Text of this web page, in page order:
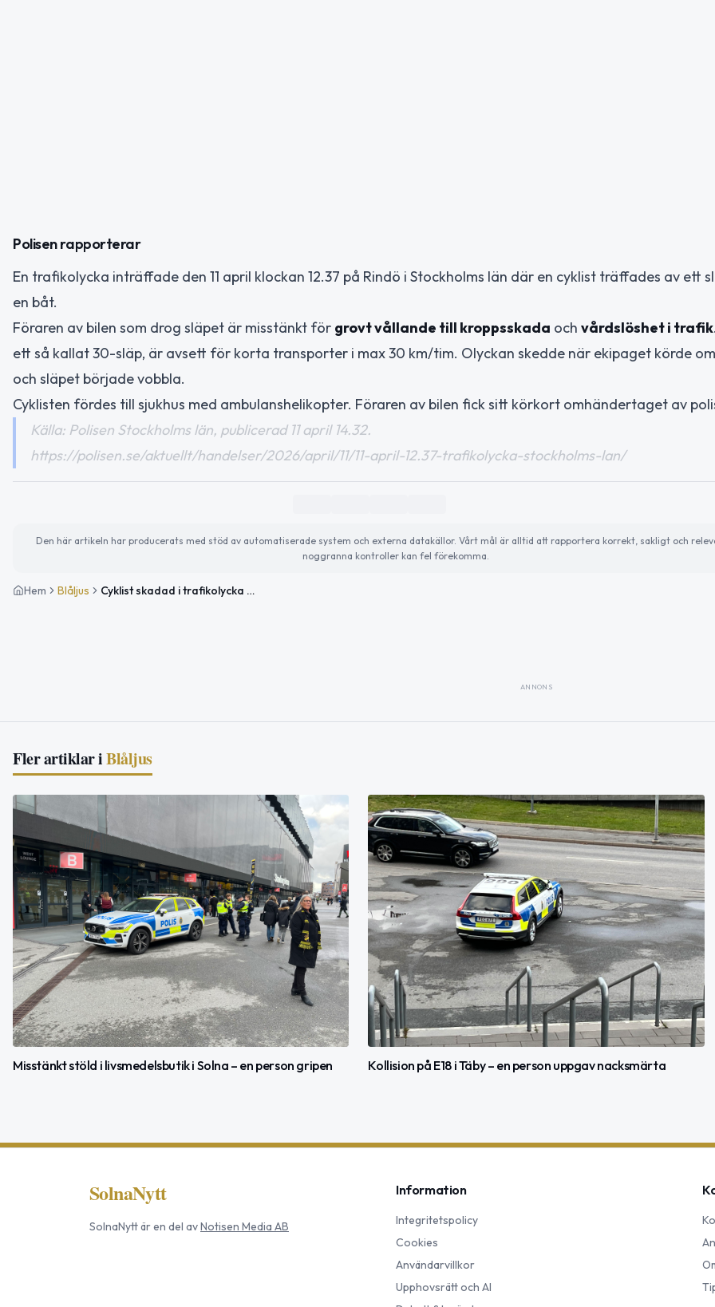
Polisen rapporterar
En trafikolycka inträffade den 11 april klockan 12.37 på Rindö i Stockholms län där en cyklist träffades av ett
en båt.
Föraren av bilen som drog släpet är misstänkt för grovt vållande till kroppsskada och vårdslöshet i trafik
ett så kallat 30-släp, är avsett för korta transporter i max 30 km/tim. Olyckan skedde när ekipaget körde
och släpet började vobbla.
Cyklisten fördes till sjukhus med ambulanshelikopter. Föraren av bilen fick sitt körkort omhändertaget av
Källa: Polisen Stockholms län, publicerad 11 april 14.32.
https://polisen.se/aktuellt/handelser/2026/april/11/11-april-12.37-trafikolycka-stockholms-lan/
Den här artikeln har producerats med stöd av automatiserade system och externa datakällor. Vårt mål är alltid att rapportera korrekt, sakligt och
noggranna kontroller kan fel förekomma.
Hem Blåljus Cyklist skadad i trafikolycka på Rindö – förare misstänkt för grovt vållande
ANNONS
Fler artiklar iBlåljus
Misstänkt stöld i livsmedelsbutik i Solna – en person gripen Kollision på E18 i Täby – en person uppgav nacksmärta
SolnaNytt
SolnaNyttär en del avNotisen Media AB
Information
Integritetspolicy
Cookies
Användarvillkor
Upphovsrätt och AI